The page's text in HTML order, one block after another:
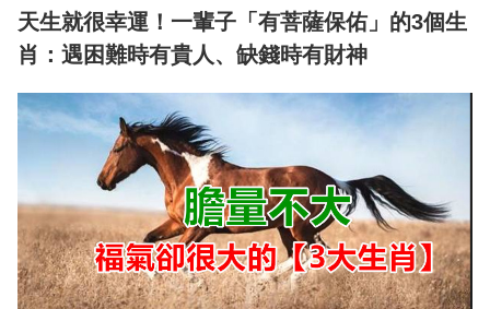
天生就很幸運！一輩子「有菩薩保佑」的3個生
肖：遇困難時有貴人、缺錢時有財神